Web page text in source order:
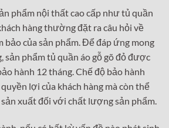
phẩm nội thất cao cấp như tủ quần
hàng thường đặt ra câu hỏi về
của sản phẩm. Để đáp ứng mong
sản phẩm tủ quần áo gỗ gõ đỏ được
hành 12 tháng. Chế độ bảo hành
lợi của khách hàng mà còn thể
sản xuất đối với chất lượng sản phẩm.